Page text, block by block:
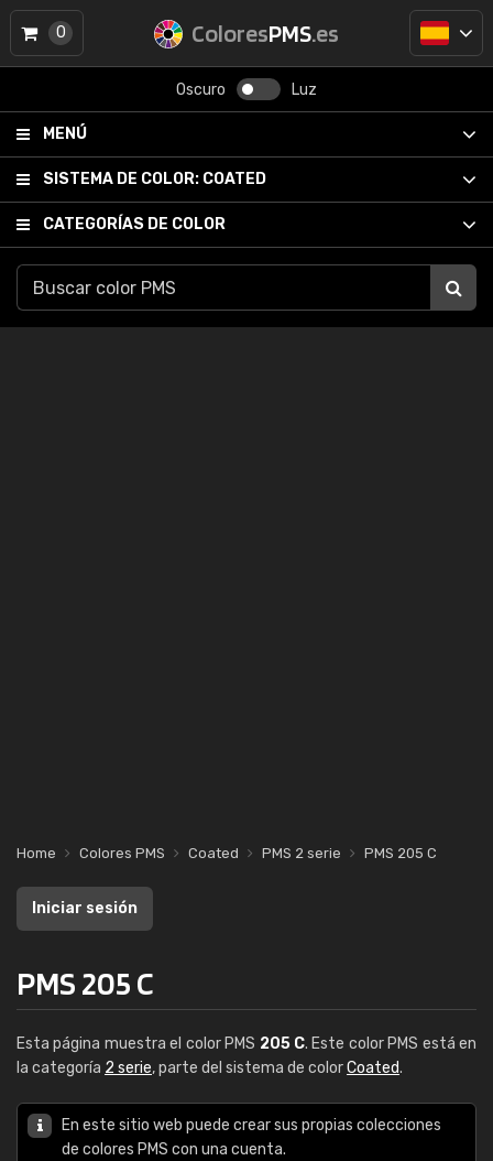
ColoresPMS.es
Oscuro Luz
MENÚ
SISTEMA DE COLOR: COATED
CATEGORÍAS DE COLOR
0
Home Colores PMS Coated PMS 2 serie PMS 205 C
Iniciar sesión
PMS 205 C
Esta página muestra el color PMS 205 C. Este color PMS está en
la categoría 2 serie, parte del sistema de colorCoated.
En este sitio web puede crear sus propias colecciones
de colores PMS con una cuenta.